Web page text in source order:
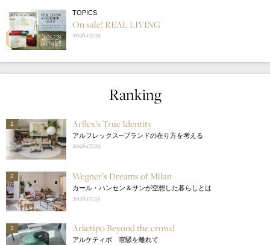
TOPICS
On sale! REAL LIVING
2026.07.29
Ranking
1 Arflex’s True Identity
アルフレックス─ブランドの在り方を考える
2026.07.29
2 Wegner’s Dreams of Milan
カール・ハンセン＆サンが空想した暮らしとは
2026.07.23
3 Arketipo Beyond the crowd
アルケティポ 喧騒を離れて